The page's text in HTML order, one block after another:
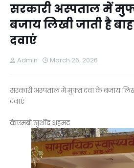
सरकारी अस्पताल में
बजाय लिखी जाती है
दवाएं
Admin March 26, 2026
सरकारी अस्पताल में मुफ्त दवा के बजाय
दवाएं
केएमबी खुर्शीद अहमद